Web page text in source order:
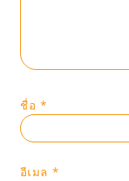
ชื่อ *
อีเมล *